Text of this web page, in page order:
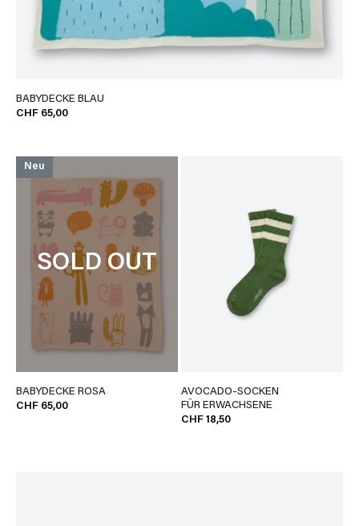
BABYDECKE BLAU
CHF 65,00
SOLD OUT
Neu
BABYDECKE ROSA
CHF 65,00
AVOCADO-SOCKEN
FÜR ERWACHSENE
CHF 18,50